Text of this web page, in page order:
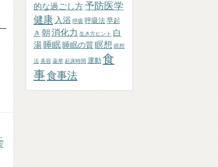
的な過ごし方予防医学
健康 入浴 呼吸 呼吸法 早起
き 朝 消化力 生き方ヒント 白
湯 睡眠 睡眠の質瞑想 瞑想
法 美容 薬草 起床時間 運動 食
事食事法